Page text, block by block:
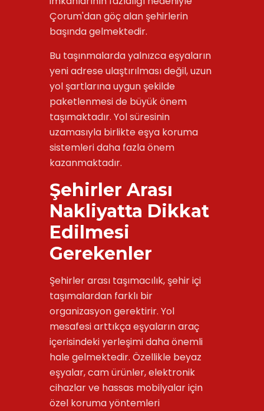
Çorum'dan göç alan şehirlerin
başında gelmektedir.
Bu taşınmalarda yalnızca eşyaların
yeni adrese ulaştırılması değil, uzun
yol şartlarına uygun şekilde
paketlenmesi de büyük önem
taşımaktadır. Yol süresinin
uzamasıyla birlikte eşya koruma
sistemleri daha fazla önem
kazanmaktadır.
Şehirler Arası
Nakliyatta Dikkat
Edilmesi
Gerekenler
Şehirler arası taşımacılık, şehir içi
taşımalardan farklı bir
organizasyon gerektirir. Yol
mesafesi arttıkça eşyaların araç
içerisindeki yerleşimi daha önemli
hale gelmektedir. Özellikle beyaz
eşyalar, cam ürünler, elektronik
cihazlar ve hassas mobilyalar için
özel koruma yöntemleri